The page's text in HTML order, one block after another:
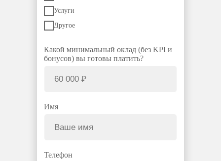
Услуги
Другое
Какой минимальный оклад (без KPI и
бонусов) вы готовы платить?
Имя
Телефон